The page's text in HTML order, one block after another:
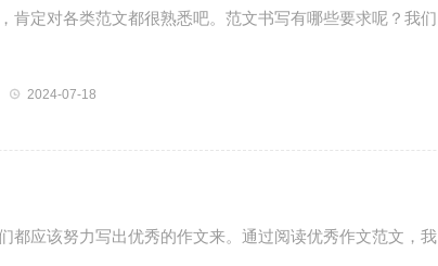
肯定对各类范文都很熟悉吧。范文书写有哪些要求呢？我们
 2024-07-18
都应该努力写出优秀的作文来。通过阅读优秀作文范文，我